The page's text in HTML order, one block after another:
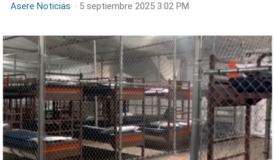
Asere Noticias - 5 septiembre 2025 3:02 PM